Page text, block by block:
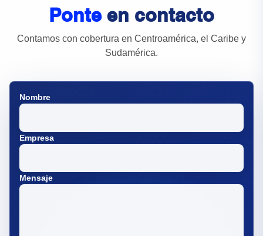
Ponteen contacto
Contamos con cobertura en Centroamérica, el Caribe y
Sudamérica.
Nombre
Empresa
Mensaje